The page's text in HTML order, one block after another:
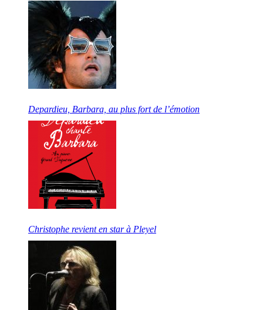
Depardieu, Barbara, au plus fort de l’émotion
Christophe revient en star à Pleyel